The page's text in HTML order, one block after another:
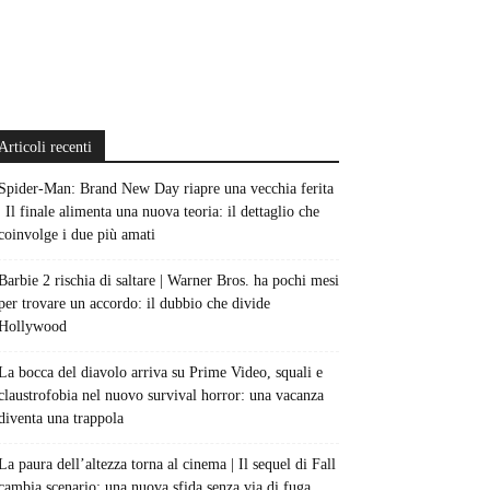
recenti
Man: Brand New Day riapre una vecchia ferita
Il finale alimenta una nuova teoria: il dettaglio che
i due più amati
2 rischia di saltare | Warner Bros. ha pochi mesi
trovare un accordo: il dubbio che divide
bocca del diavolo arriva su Prime Video, squali e
nel nuovo survival horror: una vacanza
una trappola
paura dell’altezza torna al cinema | Il sequel di Fall